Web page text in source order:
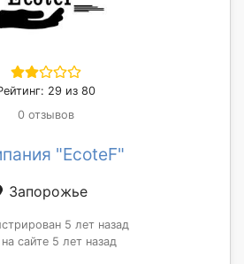
29 из 80
0 отзывов
"EcoteF"
Запорожье
5 лет назад
сайте 5 лет назад